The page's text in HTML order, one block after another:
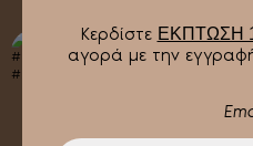
Κερδίστε ΕΚΠΤΩΣΗ
αγορά με την